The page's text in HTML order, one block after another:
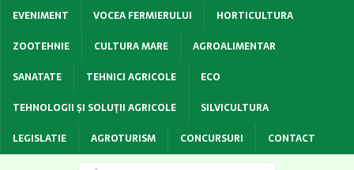
EVENIMENT
VOCEA FERMIERULUI
HORTICULTURA
ZOOTEHNIE
CULTURA MARE
AGROALIMENTAR
SANATATE
TEHNICI AGRICOLE
ECO
TEHNOLOGII ŞI SOLUŢII AGRICOLE
SILVICULTURA
LEGISLATIE
AGROTURISM CONCURSURI CONTACT